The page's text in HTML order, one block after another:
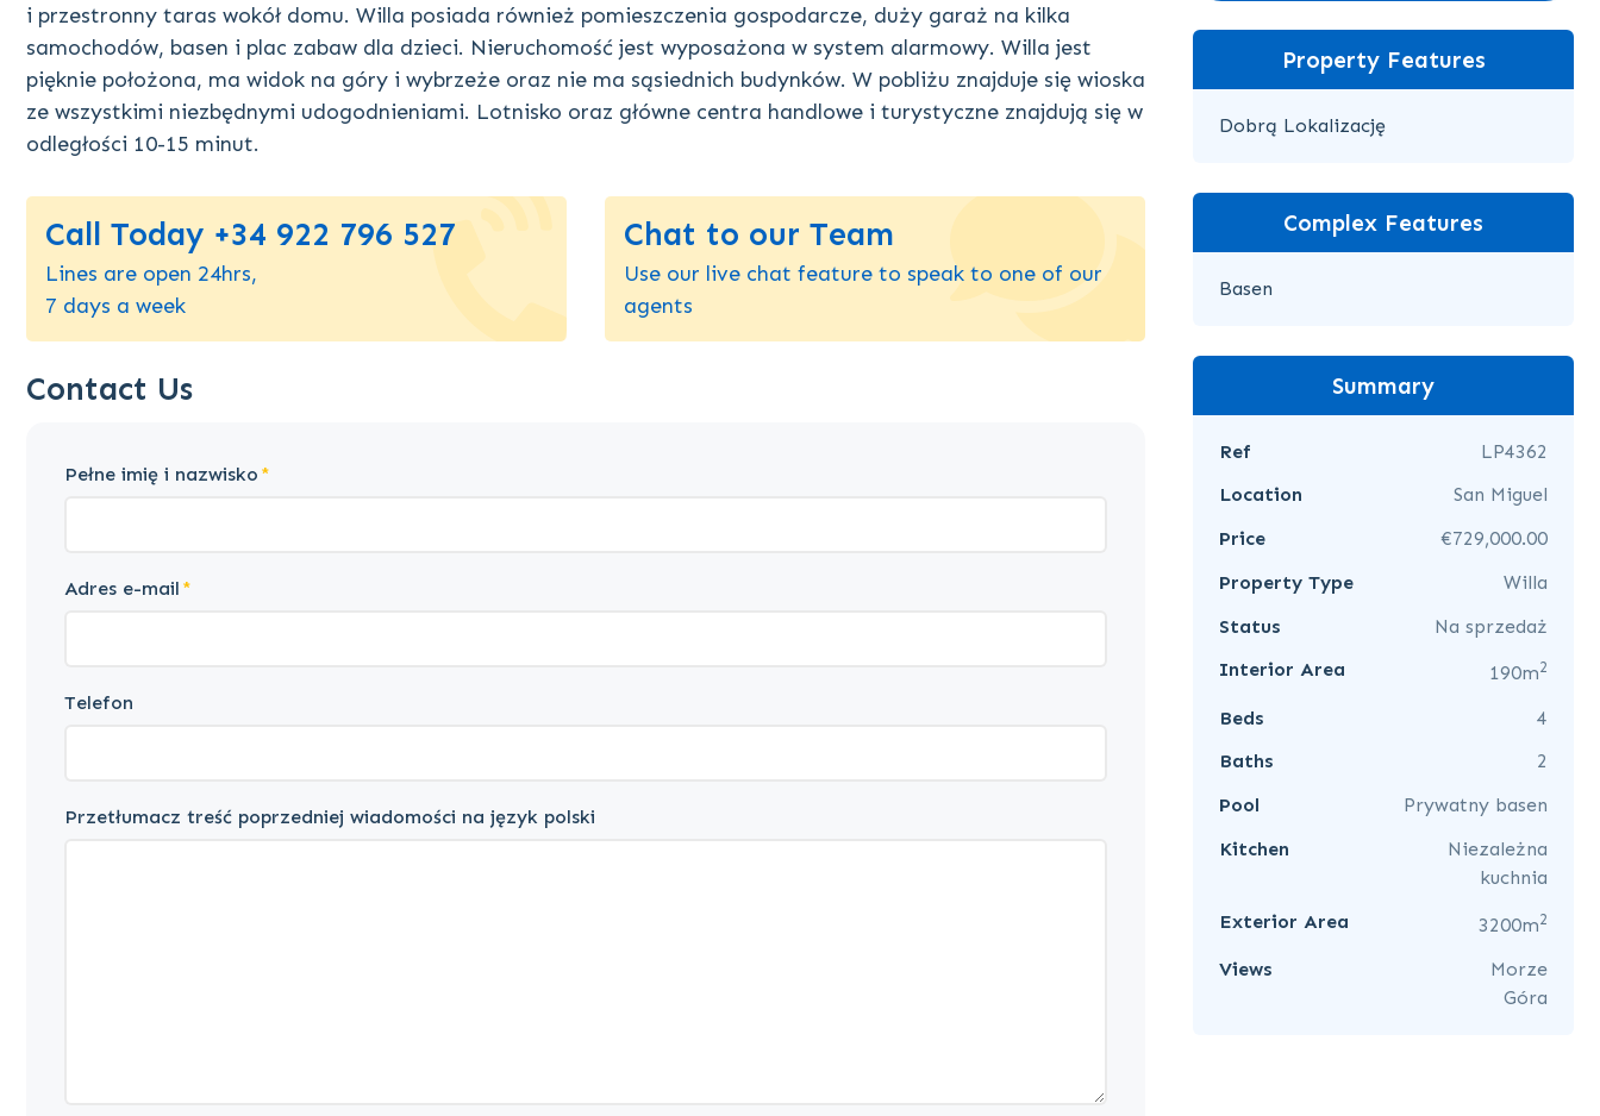
i przestronny taras wokół domu. Willa posiada również pomieszczenia gospodarcze, duży garaż na kilka
samochodów, basen i plac zabaw dla dzieci. Nieruchomość jest wyposażona w system alarmowy. Willa jest
pięknie położona, ma widok na góry i wybrzeże oraz nie ma sąsiednich budynków. W pobliżu znajduje się wioska
ze wszystkimi niezbędnymi udogodnieniami. Lotnisko oraz główne centra handlowe i turystyczne znajdują się w
odległości 10-15 minut.
Call Today +34 922 796 527
Lines are open 24hrs,
7 days a week
Chat to our Team
Use our live chat feature to speak to one of our
agents
Contact Us
Pełne imię i nazwisko
Adres e-mail
Telefon
Przetłumacz treść poprzedniej wiadomości na język polski
Property Features
Dobrą Lokalizację
Complex Features
Basen
Summary
Ref
LP4362
Location
San Miguel
Price
€729,000.00
Property Type
Willa
Status
Na sprzedaż
Interior Area
190m2
Beds
4
Baths
2
Pool
Prywatny basen
Kitchen
Niezależna
kuchnia
Exterior Area
3200m2
Views
Morze
Góra